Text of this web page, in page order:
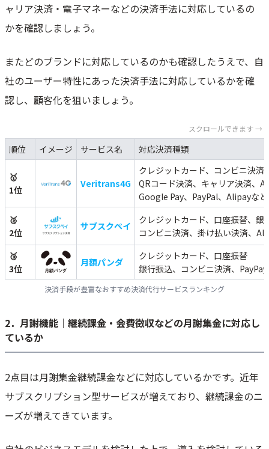
ャリア決済・電子マネーなどの決済手法に対応しているの
かを確認しましょう。
またどのブランドに対応しているのかも確認したうえで、自
社のユーザー特性にあった決済手法に対応しているかを確
認し、顧客化を狙いましょう。
スクロールできます →
順位 イメージ サービス名 対応決済種類
🥇
1位
Veritrans4G
クレジットカード、コンビニ決済
QRコード決済、キャリア決済、
Google Pay、PayPal、Alipayな
🥈
2位
サブスクペイ
クレジットカード、口座振替、銀
コンビニ決済、掛け払い決済、
🥉
3位
月額パンダ
クレジットカード、口座振替
銀行振込、コンビニ決済、PayPay
決済手段が豊富なおすすめ決済代行サービスランキング
2．月謝機能｜継続課金・会費徴収などの月謝集金に対応し
ているか
2点目は月謝集金継続課金などに対応しているかです。近年
サブスクリプション型サービスが増えており、継続課金のニ
ーズが増えてきています。